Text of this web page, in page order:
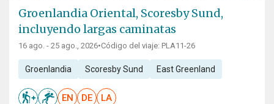
Groenlandia Oriental, Scoresby Sund,
incluyendo largas caminatas
16 ago. - 25 ago., 2026•Código del viaje: PLA11-26
Groenlandia Scoresby Sund East Greenland
EN DE LA